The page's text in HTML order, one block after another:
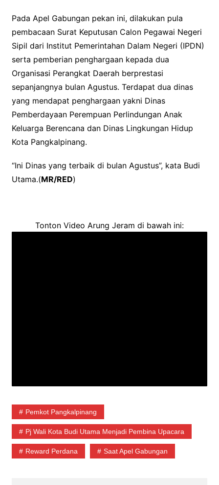
Pada Apel Gabungan pekan ini, dilakukan pula
pembacaan Surat Keputusan Calon Pegawai Negeri
Sipil dari Institut Pemerintahan Dalam Negeri (IPDN)
serta pemberian penghargaan kepada dua
Organisasi Perangkat Daerah berprestasi
sepanjangnya bulan Agustus. Terdapat dua dinas
yang mendapat penghargaan yakni Dinas
Pemberdayaan Perempuan Perlindungan Anak
Keluarga Berencana dan Dinas Lingkungan Hidup
Kota Pangkalpinang.
“Ini Dinas yang terbaik di bulan Agustus”, kata Budi
Utama.(MR/RED)
Tonton Video Arung Jeram di bawah ini:
Pemkot Pangkalpinang
Pj Wali Kota Budi Utama Menjadi Pembina Upacara
Reward Perdana Saat Apel Gabungan